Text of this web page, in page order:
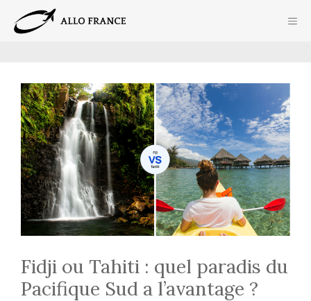
contenu
Fidji ou Tahiti : quel paradis du
Pacifique Sud a l’avantage ?